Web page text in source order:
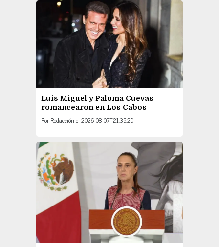
Luis Miguel y Paloma Cuevas
romancearon en Los Cabos
Por Redacción el 2026-08-07T21:35:20